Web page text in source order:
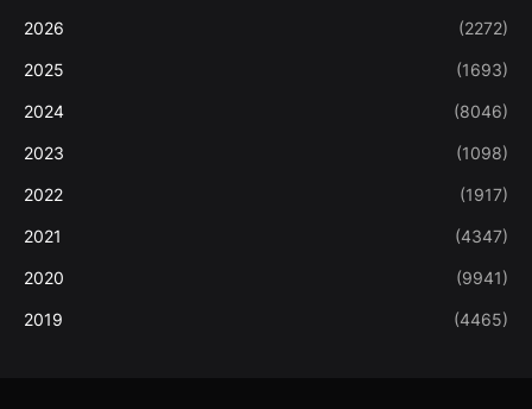
2026 (2272)
2025 (1693)
2024 (8046)
2023 (1098)
2022 (1917)
2021 (4347)
2020 (9941)
2019 (4465)